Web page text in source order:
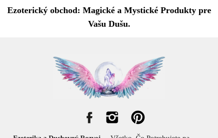
Ezoterický obchod: Magické a Mystické Produkty pre
Vašu Dušu.